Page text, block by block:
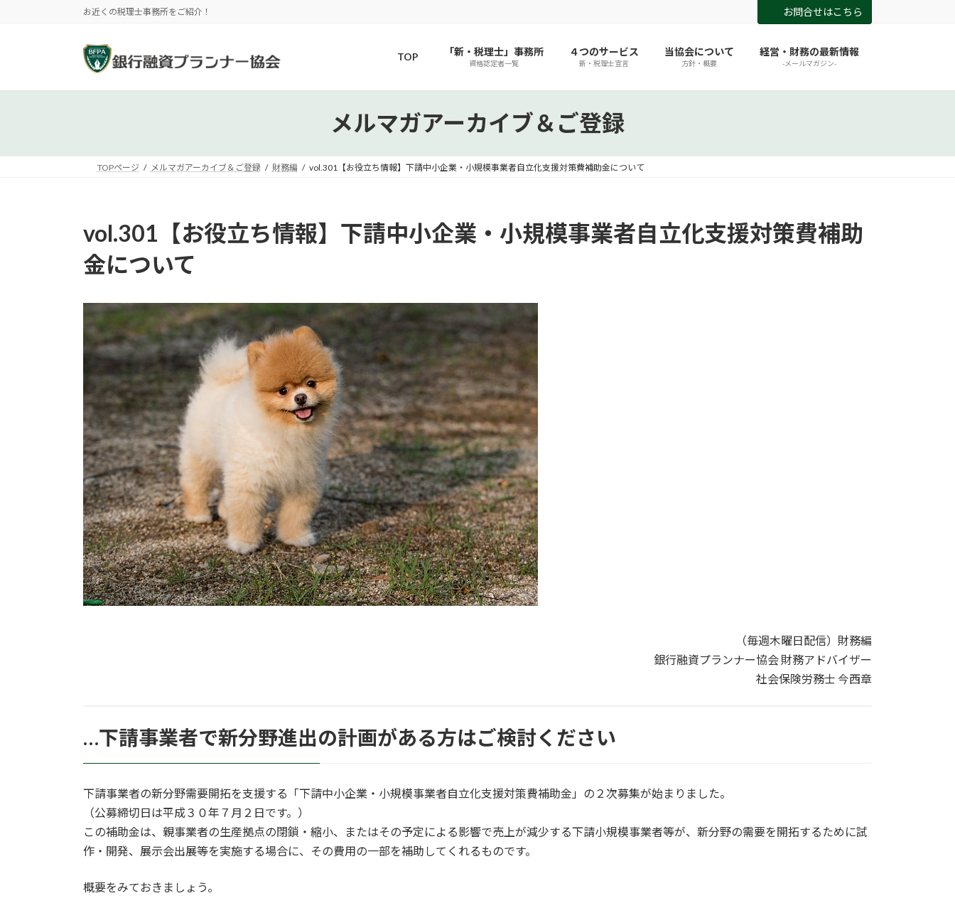
へ
ョ
お近くの税理士事務所をご紹介！ お問合せはこちら
TOP 「新・税理士」事務所
資格認定者一覧
４つのサービス
新・税理士宣言
当協会について
方針・概要
経営・財務の最新情報
-メールマガジン-
メルマガアーカイブ＆ご登録
TOPページ メルマガアーカイブ＆ご登録 財務編 vol.301【お役立ち情報】下請中小企業・小規模事業者自立化支援対策費補助金について
vol.301【お役立ち情報】下請中小企業・小規模事業者自立化支援対策費補助
金について
（毎週木曜日配信）財務編
銀行融資プランナー協会 財務アドバイザー
社会保険労務士 今西章
…下請事業者で新分野進出の計画がある方はご検討ください
下請事業者の新分野需要開拓を支援する「下請中小企業・小規模事業者自立化支援対策費補助金」の２次募集が始まりました。
（公募締切日は平成３０年７月２日です。）
この補助金は、親事業者の生産拠点の閉鎖・縮小、またはその予定による影響で売上が減少する下請小規模事業者等が、新分野の需要を開拓するために試
作・開発、展示会出展等を実施する場合に、その費用の一部を補助してくれるものです。
概要をみておきましょう。